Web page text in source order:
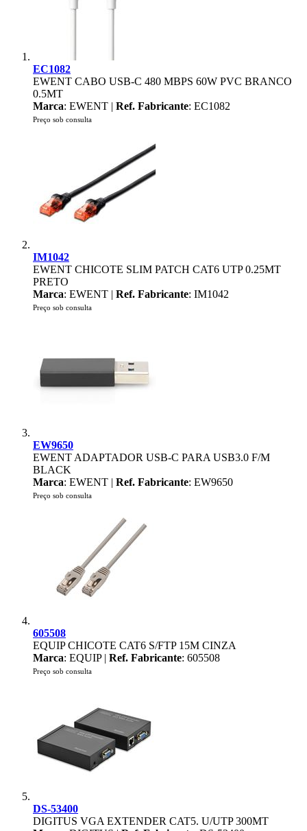
EC1082
EWENT CABO USB-C 480 MBPS 60W PVC BRANCO
0.5MT
Marca: EWENT | Ref. Fabricante: EC1082
Preço sob consulta
IM1042
EWENT CHICOTE SLIM PATCH CAT6 UTP 0.25MT
PRETO
Marca: EWENT | Ref. Fabricante: IM1042
Preço sob consulta
EW9650
EWENT ADAPTADOR USB-C PARA USB3.0 F/M
BLACK
Marca: EWENT | Ref. Fabricante: EW9650
Preço sob consulta
605508
EQUIP CHICOTE CAT6 S/FTP 15M CINZA
Marca: EQUIP | Ref. Fabricante: 605508
Preço sob consulta
DS-53400
DIGITUS VGA EXTENDER CAT5. U/UTP 300MT